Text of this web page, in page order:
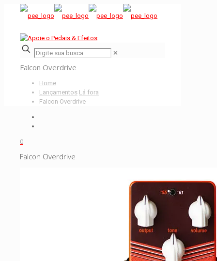
✕
Falcon Overdrive
Home
Lançamentos Lá fora
Falcon Overdrive
0
Falcon Overdrive